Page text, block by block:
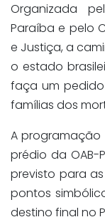
Organizada
Paraíba e pelo
e Justiça, a
o estado
faça um
famílias dos
A
prédio da OAB-
previsto para
pontos
destino final no